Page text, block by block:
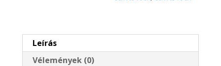
Leírás
Vélemények (0)